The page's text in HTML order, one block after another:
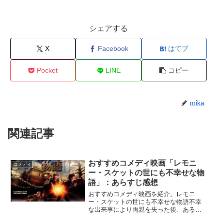
シェアする
X Facebook はてブ
Pocket LINE コピー
mika
関連記事
コメディ
おすすめコメディ映画「レモニ
ー・スケットの世にも不幸せな物
語」：あらすじ感想
おすすめコメディ映画を紹介。レモニ
ー・スケットの世にも不幸せな物語不幸
な出来事により両親を失った後、ある伯